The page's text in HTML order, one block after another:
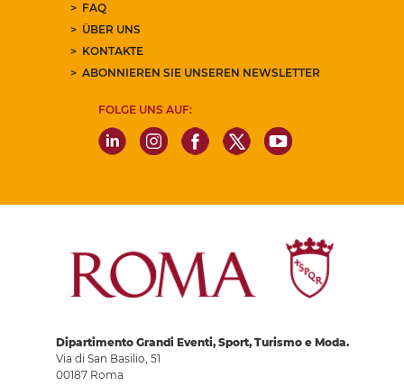
FAQ
ÜBER UNS
KONTAKTE
ABONNIEREN SIE UNSEREN NEWSLETTER
FOLGE UNS AUF:
Dipartimento Grandi Eventi, Sport, Turismo e Moda.
Via di San Basilio, 51
00187 Roma